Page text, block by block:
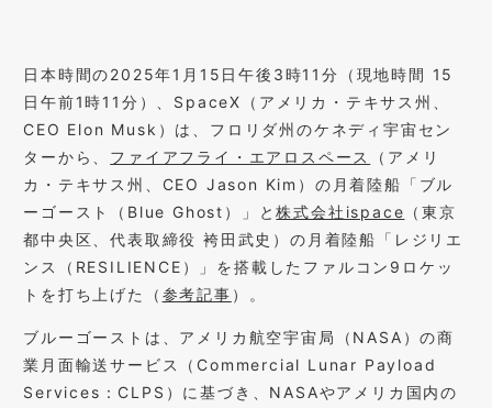
日本時間の2025年1月15日午後3時11分（現地時間 15
日午前1時11分）、SpaceX（アメリカ・テキサス州、
CEO Elon Musk）は、フロリダ州のケネディ宇宙セン
ターから、 ファイアフライ・エアロスペース
（アメリ
カ・テキサス州、CEO Jason Kim）の月着陸船「ブル
ーゴースト（Blue Ghost）」と株式会社ispace （東京
都中央区、代表取締役 袴田武史）の月着陸船「レジリエ
ンス（RESILIENCE）」を搭載したファルコン9ロケッ
トを打ち上げた（ 参考記事 ）。
ブルーゴーストは、アメリカ航空宇宙局（NASA）の商
業月面輸送サービス（Commercial Lunar Payload
Services：CLPS）に基づき、NASAやアメリカ国内の